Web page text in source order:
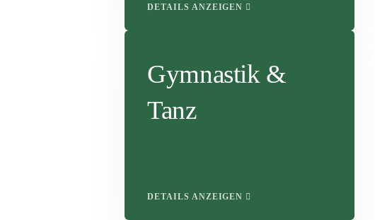
DETAILS ANZEIGEN
Gymnastik &
Tanz
DETAILS ANZEIGEN